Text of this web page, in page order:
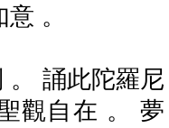
。
。 誦此陀羅尼
觀自在 。 夢